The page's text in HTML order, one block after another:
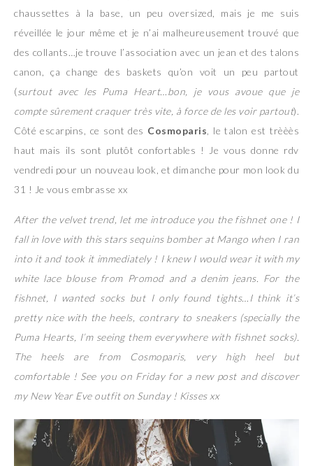
chaussettes à la base, un peu oversized, mais je me suis
réveillée le jour même et je n’ai malheureusement trouvé que
des collants…je trouve l’association avec un jean et des talons
canon, ça change des baskets qu’on voit un peu partout
(surtout avec les Puma Heart…bon, je vous avoue que je
compte sûrement craquer très vite, à force de les voir partout).
Côté escarpins, ce sont des Cosmoparis , le talon est trèèès
haut mais ils sont plutôt confortables ! Je vous donne rdv
vendredi pour un nouveau look, et dimanche pour mon look du
31 ! Je vous embrasse xx
After the velvet trend, let me introduce you the fishnet one ! I
fall in love with this stars sequins bomber at Mango when I ran
into it and took it immediately ! I knew I would wear it with my
white lace blouse from Promod and a denim jeans. For the
fishnet, I wanted socks but I only found tights…I think it’s
pretty nice with the heels, contrary to sneakers (specially the
Puma Hearts, I’m seeing them everywhere with fishnet socks).
The heels are from Cosmoparis, very high heel but
comfortable ! See you on Friday for a new post and discover
my New Year Eve outfit on Sunday ! Kisses xx